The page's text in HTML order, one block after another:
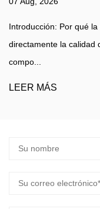
filtro HEPA afecta
A filtro HEPA Es uno